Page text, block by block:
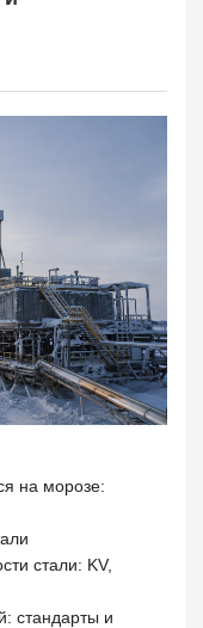
на морозе:
стали: KV,
стандарты и